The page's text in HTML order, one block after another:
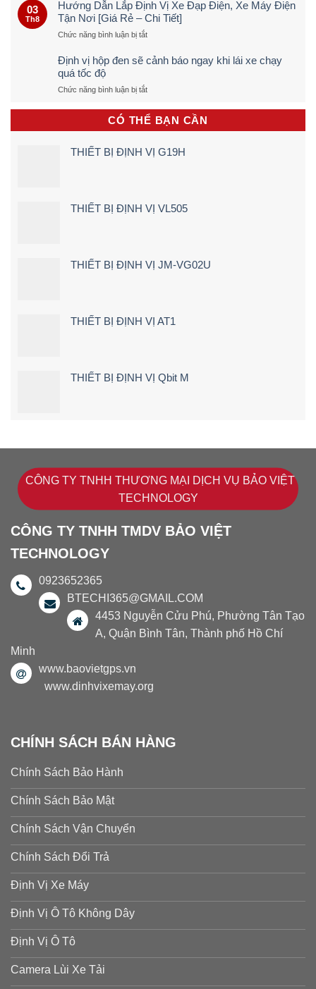
Định
Vị
Ô
Trực
Chính
100%
(Quy
5
Bước)
03
Th8
Hướng Dẫn Lắp Định Vị Xe Đạp Điện, Xe Máy Điện
Tận Nơi [Giá Rẻ – Chi Tiết]
Chức năng bình luận bị tắtở
Dẫn
Vị
Đạp
Điện,
Máy
Điện
Rẻ
–
Định vị hộp đen sẽ cảnh báo ngay khi lái xe chạy
quá tốc độ
Chức năng bình luận bị tắtở
vị
hộp
đen
cảnh
xe
CÓ THỂ BẠN CẦN
THIẾT BỊ ĐỊNH VỊ G19H
THIẾT BỊ ĐỊNH VỊ VL505
THIẾT BỊ ĐỊNH VỊ JM-VG02U
THIẾT BỊ ĐỊNH VỊ AT1
THIẾT BỊ ĐỊNH VỊ Qbit M
CÔNG TY TNHH THƯƠNG MẠI DỊCH VỤ BẢO VIỆT
TECHNOLOGY
CÔNG TY TNHH TMDV BẢO VIỆT
TECHNOLOGY
0923652365
BTECHI365@GMAIL.COM
4453 Nguyễn Cửu Phú, Phường Tân Tạo
A, Quận Bình Tân, Thành phố Hồ Chí
Minh
www.baovietgps.vn
www.dinhvixemay.org
CHÍNH SÁCH BÁN HÀNG
Chính Sách Bảo Hành
Chính Sách Bảo Mật
Chính Sách Vận Chuyển
Chính Sách Đổi Trả
Định Vị Xe Máy
Định Vị Ô Tô Không Dây
Định Vị Ô Tô
Camera Lùi Xe Tải